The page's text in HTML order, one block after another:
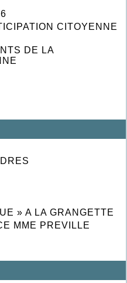
CITOYENNE
DE LA
» A LA GRANGETTE
MME PREVILLE